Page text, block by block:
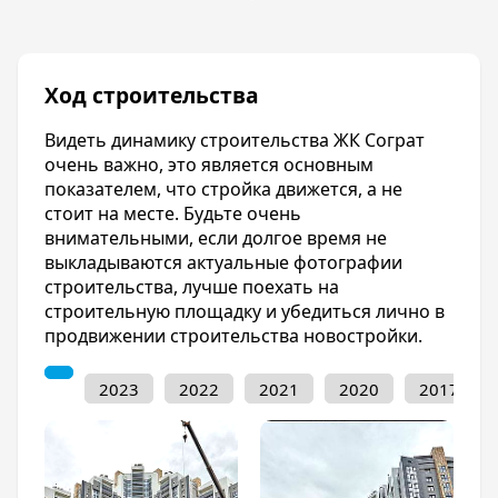
Предлагаем вам ознакомиться с ценами на
Сограт прямо на нашем сайте.
Инфраструктура
Недалеко от ЖК Сограт находятся:
Детские сады: №93, №173;
СОШ: №16, №45, №63;
Поликлиника №14;
Больница №12;
А также Ботанический сад, Сельхозинститут,
На территории ЖК Сограт будут расположены
Ход строительства
Видеть динамику строительства ЖК Сограт
очень важно, это является основным
показателем, что стройка движется, а не
стоит на месте. Будьте очень
внимательными, если долгое время не
выкладываются актуальные фотографии
строительства, лучше поехать на
строительную площадку и убедиться лично в
продвижении строительства новостройки.
2023 2022 2021 2020 2017